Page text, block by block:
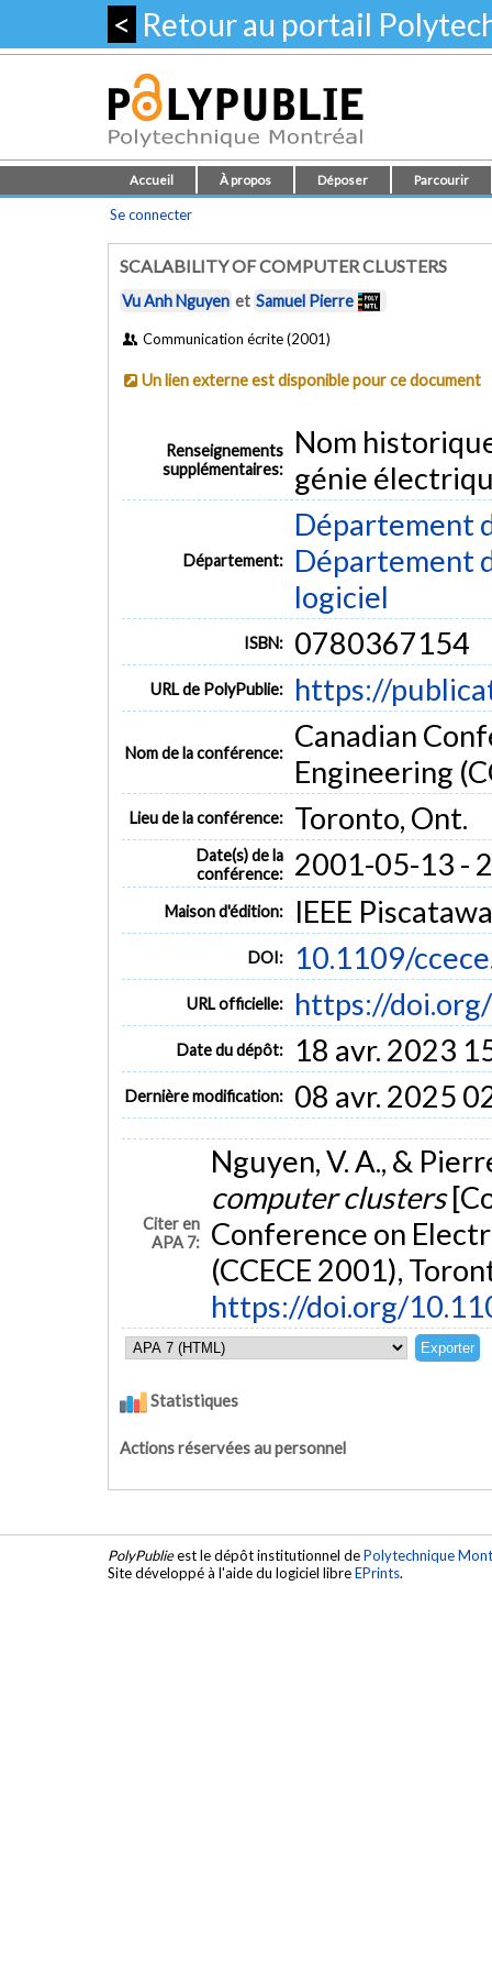
< Retour au portail
Accueil À propos Déposer Parcourir
Se connecter
SCALABILITY OF COMPUTER CLUSTERS
Vu Anh Nguyen et Samuel Pierre
Communication écrite (2001)
Un lien externe est disponible pour ce document
Renseignements
supplémentaires:
Nom
génie
Département:
Département
Département
logiciel
ISBN: 0780367154
URL de PolyPublie: https://
Nom de la conférence:
Canadian
Engineering
Lieu de la conférence: Toronto, Ont.
Date(s) de la
conférence:
2001-05-13 -
Maison d'édition: IEEE
DOI: 10.1109/
URL officielle: https://
Date du dépôt: 18 avr. 2023
Dernière modification: 08 avr. 2025
Citer en
APA 7:
Nguyen, V. A., &
computer clusters
Conference on
(CCECE 2001),
https://doi.org/
Statistiques
Actions réservées au personnel
PolyPublieest le dépôt institutionnel dePolytechnique
Site développé à l'aide du logiciel libreEPrints.